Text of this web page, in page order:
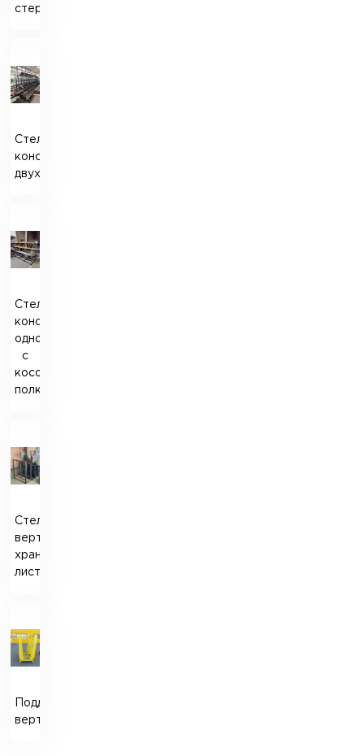
стержней
Стеллаж
консольный
двухсторонний
Стеллаж
консольный
односторонний
с
косой
полкой
Стеллаж
вертикального
хранения
листов
Поддон
вертикальный